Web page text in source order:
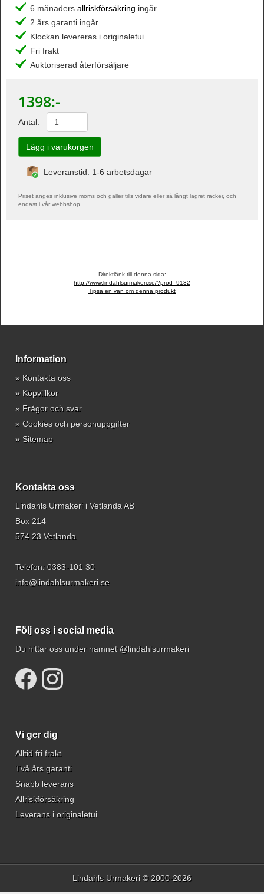
6 månaders allriskförsäkring ingår
2 års garanti ingår
Klockan levereras i originaletui
Fri frakt
Auktoriserad återförsäljare
1398:-
Antal:
Leveranstid: 1-6 arbetsdagar
Priset anges inklusive moms och gäller tills vidare eller så långt lagret räcker, och
endast i vår webbshop.
Direktlänk till denna sida:
http://www.lindahlsurmakeri.se/?prod=9132
Tipsa en vän om denna produkt
Information
» Kontakta oss
» Köpvillkor
» Frågor och svar
» Cookies och personuppgifter
» Sitemap
Kontakta oss
Lindahls Urmakeri i Vetlanda AB
Box 214
574 23 Vetlanda
Telefon: 0383-101 30
info@lindahlsurmakeri.se
Följ oss i social media
Du hittar oss under namnet @lindahlsurmakeri
Vi ger dig
Alltid fri frakt
Två års garanti
Snabb leverans
Allriskförsäkring
Leverans i originaletui
Lindahls Urmakeri © 2000-2026